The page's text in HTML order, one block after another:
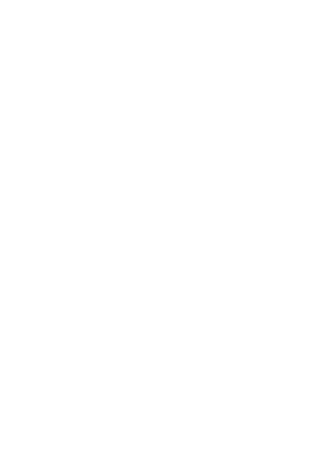
By continuing to browse this website, you accept
you can access our